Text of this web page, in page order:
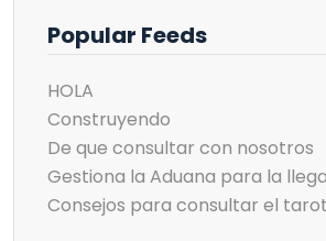
Popular Feeds
HOLA
Construyendo
De que consultar con nosotros
Gestiona la Aduana para la
Consejos para consultar el tarot